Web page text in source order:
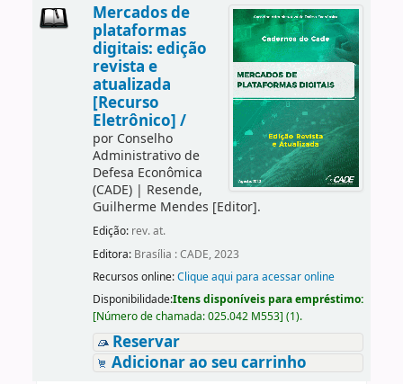
Mercados de
plataformas
digitais: edição
revista e
atualizada
[Recurso
Eletrônico] /
por Conselho
Administrativo de
Defesa Econômica
(CADE)| Resende,
Guilherme Mendes [Editor].
Edição: rev. at.
Editora: Brasília : CADE, 2023
Recursos online:Clique aqui para acessar online
Disponibilidade:Itens disponíveis para empréstimo:
[Número de chamada:025.042 M553] (1).
Reservar
Adicionar ao seu carrinho